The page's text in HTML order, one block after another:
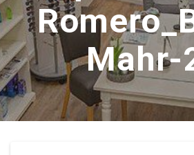
Mahr-